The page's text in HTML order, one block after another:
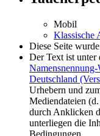
Mobil
Klassische
Diese Seite
Der Text ist unter
Deutschland
Urhebern und
Mediendateien
durch Anklicken
unterliegen die